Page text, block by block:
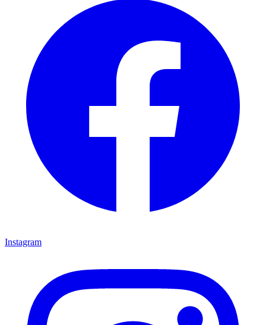
Instagram